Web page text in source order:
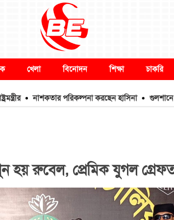
খেলা বিনোদন শিক্ষা চাকরি
নাশকতার পরিকল্পনা করছেন হাসিনা গুলশানে
হয় রুবেল, প্রেমিক যুগল